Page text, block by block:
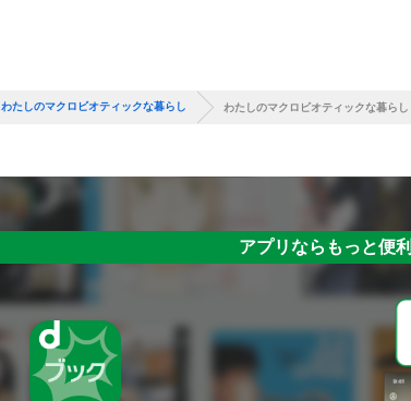
わたしのマクロビオティックな暮らし わたしのマクロビオティックな暮らし
アプリならもっと便